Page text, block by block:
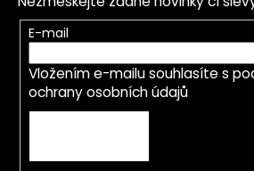
E-mail
Vložením e-mailu souhlasíte s
ochrany osobních údajů